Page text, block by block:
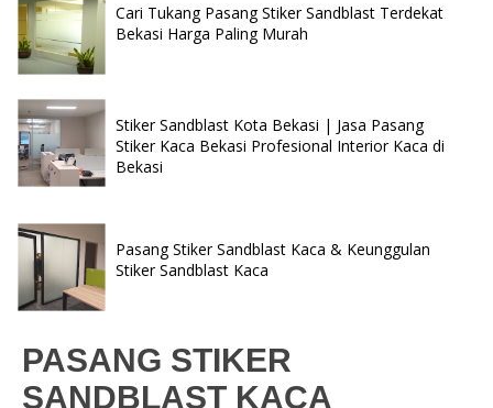
Cari Tukang Pasang Stiker Sandblast Terdekat
Bekasi Harga Paling Murah
Stiker Sandblast Kota Bekasi | Jasa Pasang
Stiker Kaca Bekasi Profesional Interior Kaca di
Bekasi
Pasang Stiker Sandblast Kaca & Keunggulan
Stiker Sandblast Kaca
PASANG STIKER
SANDBLAST KACA